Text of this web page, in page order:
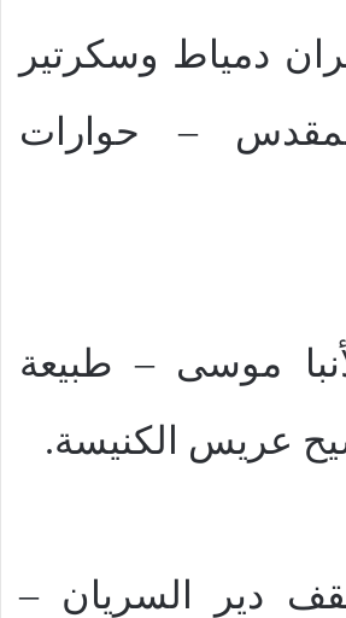
دمياط وسكرتير
– حوارات
موسى – طبيعة
عريس الكنيسة.
دير السريان –